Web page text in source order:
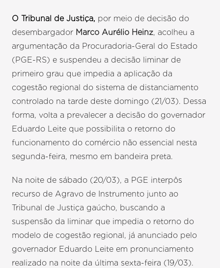
O Tribunal de Justiça, por meio de decisão do
desembargador Marco Aurélio Heinz, acolheu a
argumentação da Procuradoria-Geral do Estado
(PGE-RS) e suspendeu a decisão liminar de
primeiro grau que impedia a aplicação da
cogestão regional do sistema de distanciamento
controlado na tarde deste domingo (21/03). Dessa
forma, volta a prevalecer a decisão do governador
Eduardo Leite que possibilita o retorno do
funcionamento do comércio não essencial nesta
segunda-feira, mesmo em bandeira preta.
Na noite de sábado (20/03), a PGE interpôs
recurso de Agravo de Instrumento junto ao
Tribunal de Justiça gaúcho, buscando a
suspensão da liminar que impedia o retorno do
modelo de cogestão regional, já anunciado pelo
governador Eduardo Leite em pronunciamento
realizado na noite da última sexta-feira (19/03).